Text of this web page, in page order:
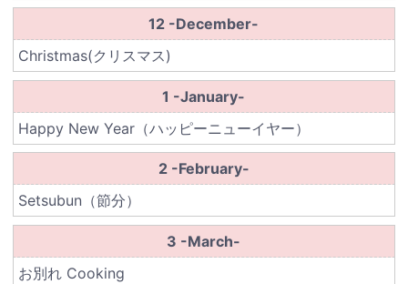
12 -December-
Christmas(クリスマス)
1 -January-
Happy New Year（ハッピーニューイヤー）
2 -February-
Setsubun（節分）
3 -March-
お別れ Cooking